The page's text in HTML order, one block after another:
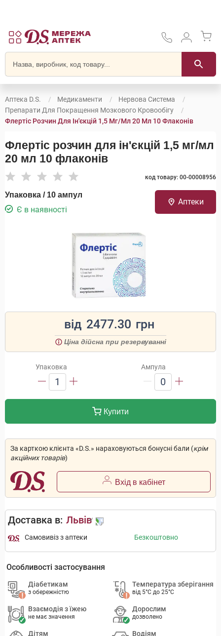
Аптека D.S. Медикаменти
Нервова Система
Препарати Для Покращення Мозкового Кровообігу
Флертіс Розчин Для Ін'єкцій 1,5 Мг/мл 20 Мл 10 Флаконів
Флертіс розчин для ін'єкцій 1,5 мг/мл
20 мл 10 флаконів
код товару: 00-00008956
Упаковка / 10 ампул
Є в наявності
Аптеки
від 2477.30 грн
Ціна дійсна при резервуванні
Упаковка
1
Ампула
0
Купити
За карткою клієнта «D.S.» нараховуються бонусні бали (крім
акційних товарів)
Вхід в кабінет
Доставка в: Львів
Самовивіз з аптеки Безкоштовно
Особливості застосування
Діабетикам
з обережністю
Температура зберігання
від 5°C до 25°C
Взаємодія з їжею
не має значення
Дорослим
дозволено
Дітям Водіям